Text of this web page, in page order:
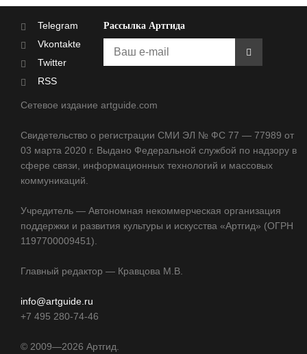
Telegram
Vkontakte
Twitter
RSS
Рассылка Артгида
Сетевое издание artguide.com
Свидетельство о регистрации СМИ ЭЛ № ФС 77 — 77989 от
03 марта 2020 г. Выдано Федеральной службой по надзору в
сфере связи, информационных технологий и массовых
коммуникаций.
Учредитель — Автономная некоммерческая организация
поддержки и развития культуры и искусства «Артгид» (ОГРН
1197700009451).
Главный редактор — Кравцова М.В.
info@artguide.ru
+7 495 280-74-46
© 2009—2026 Артгид.